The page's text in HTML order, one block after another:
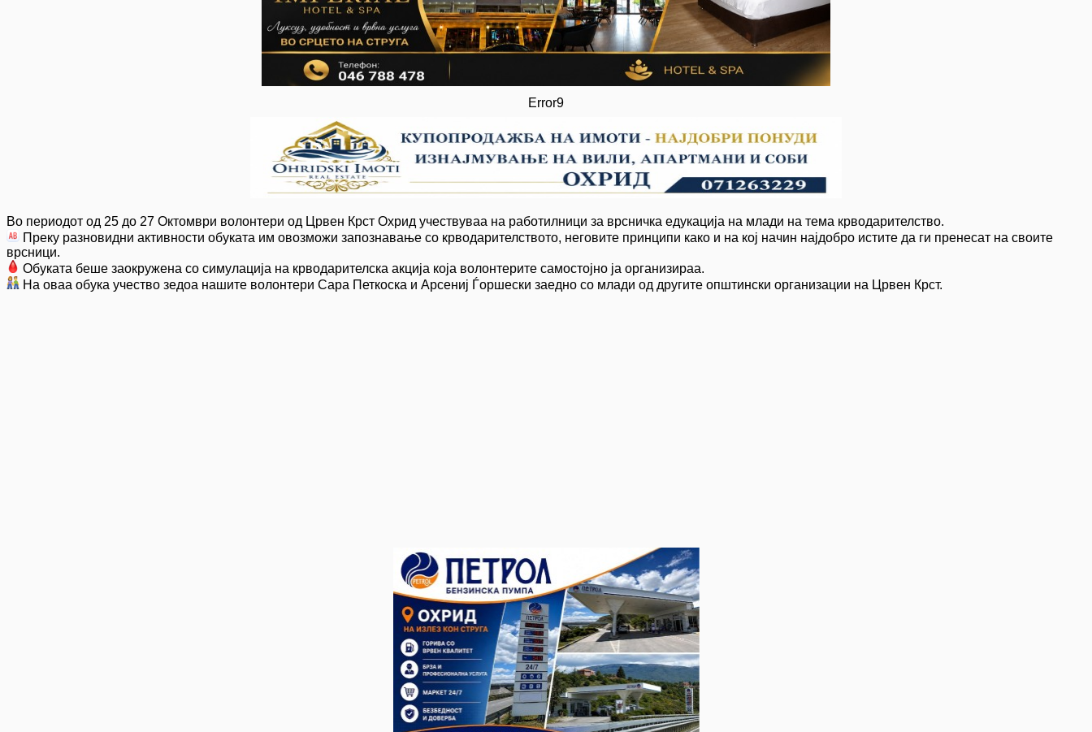
Error9
Во периодот од 25 до 27 Октомври волонтери од Црвен Крст Охрид учествуваа на работилници за врсничка едукација на млади на тема крводарителство.
️ Преку разновидни активности обуката им овозможи запознавање со крводарителството, неговите принципи како и на кој начин најдобро истите да ги пренесат на своите
врсници.
Обуката беше заокружена со симулација на крводарителска акција која волонтерите самостојно ја организираа.
На оваа обука учество зедоа нашите волонтери Сара Петкоска и Арсениј Ѓоршески заедно со млади од другите општински организации на Црвен Крст.